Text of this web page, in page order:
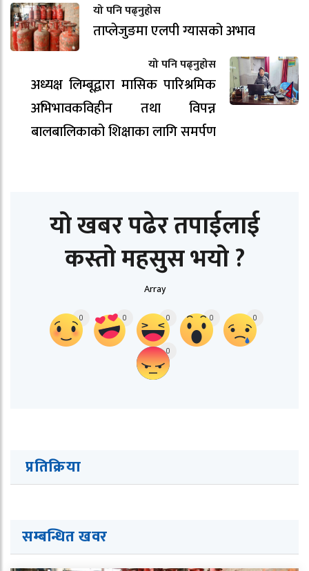
यो पनि पढ्नुहोस
ताप्लेजुङमा एलपी ग्यासको अभाव
यो पनि पढ्नुहोस
अध्यक्ष लिम्बूद्वारा मासिक पारिश्रमिक
अभिभावकविहीन तथा विपन्न
बालबालिकाको शिक्षाका लागि समर्पण
यो खबर पढेर तपाईलाई
कस्तो महसुस भयो ?
Array
0 0 0 0 0
0
प्रतिक्रिया
सम्बन्धित खवर